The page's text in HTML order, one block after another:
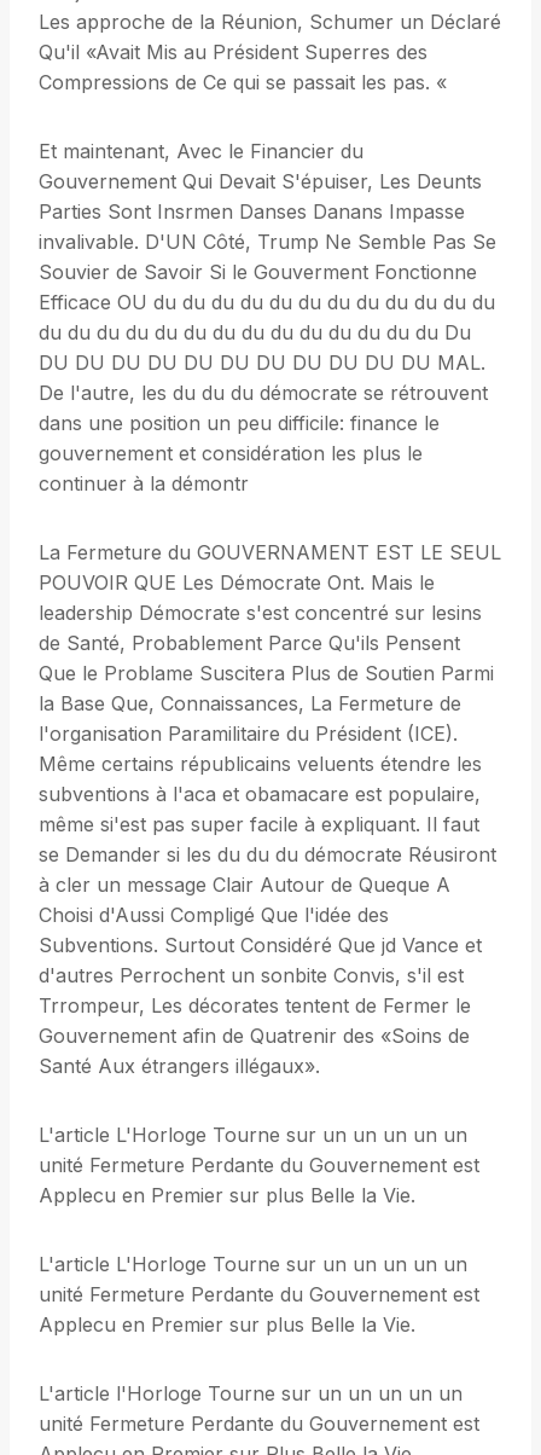
Les approche de la Réunion, Schumer un Déclaré
Qu'il «Avait Mis au Président Superres des
Compressions de Ce qui se passait les pas. «
Et maintenant, Avec le Financier du
Gouvernement Qui Devait S'épuiser, Les Deunts
Parties Sont Insrmen Danses Danans Impasse
invalivable. D'UN Côté, Trump Ne Semble Pas Se
Souvier de Savoir Si le Gouverment Fonctionne
Efficace OU du du du du du du du du du du du du
du du du du du du du du du du du du du du Du
DU DU DU DU DU DU DU DU DU DU DU MAL.
De l'autre, les du du du démocrate se rétrouvent
dans une position un peu difficile: finance le
gouvernement et considération les plus le
continuer à la démontr
La Fermeture du GOUVERNAMENT EST LE SEUL
POUVOIR QUE Les Démocrate Ont. Mais le
leadership Démocrate s'est concentré sur lesins
de Santé, Probablement Parce Qu'ils Pensent
Que le Problame Suscitera Plus de Soutien Parmi
la Base Que, Connaissances, La Fermeture de
l'organisation Paramilitaire du Président (ICE).
Même certains républicains veluents étendre les
subventions à l'aca et obamacare est populaire,
même si'est pas super facile à expliquant. Il faut
se Demander si les du du du démocrate Réusiront
à cler un message Clair Autour de Queque A
Choisi d'Aussi Compligé Que l'idée des
Subventions. Surtout Considéré Que jd Vance et
d'autres Perrochent un sonbite Convis, s'il est
Trrompeur, Les décorates tentent de Fermer le
Gouvernement afin de Quatrenir des «Soins de
Santé Aux étrangers illégaux».
L'article L'Horloge Tourne sur un un un un un
unité Fermeture Perdante du Gouvernement est
Applecu en Premier sur plus Belle la Vie.
L'article L'Horloge Tourne sur un un un un un
unité Fermeture Perdante du Gouvernement est
Applecu en Premier sur plus Belle la Vie.
L'article l'Horloge Tourne sur un un un un un
unité Fermeture Perdante du Gouvernement est